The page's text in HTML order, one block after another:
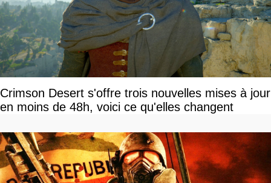
Crimson Desert s'offre trois nouvelles mises à jour
en moins de 48h, voici ce qu'elles changent